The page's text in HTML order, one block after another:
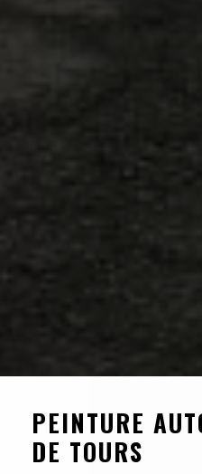
PEINTURE
DE TOURS